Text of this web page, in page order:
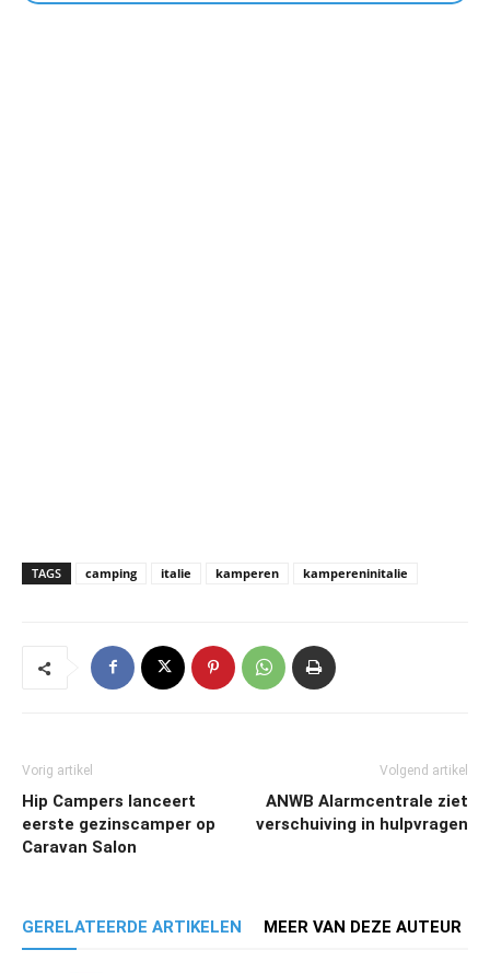
TAGS camping italie kamperen kampereninitalie
Vorig artikel
Hip Campers lanceert
eerste gezinscamper op
Caravan Salon
Volgend artikel
ANWB Alarmcentrale ziet
verschuiving in hulpvragen
GERELATEERDE ARTIKELEN MEER VAN DEZE AUTEUR